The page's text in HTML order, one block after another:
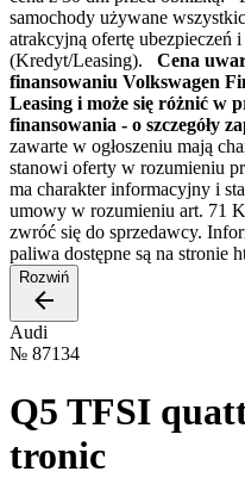
samochody używane
atrakcyjną ofertę ubezpieczeń
(Kredyt/Leasing). Cena
finansowaniu Volkswagen
Leasing i może się różnić w
finansowania - o szczegóły
zawarte w ogłoszeniu mają
stanowi oferty w rozumieniu
ma charakter informacyjny i
umowy w rozumieniu art. 71
zwróć się do sprzedawcy.
paliwa dostępne są na stronie
Rozwiń
Audi
№ 87134
Q5 TFSI
tronic